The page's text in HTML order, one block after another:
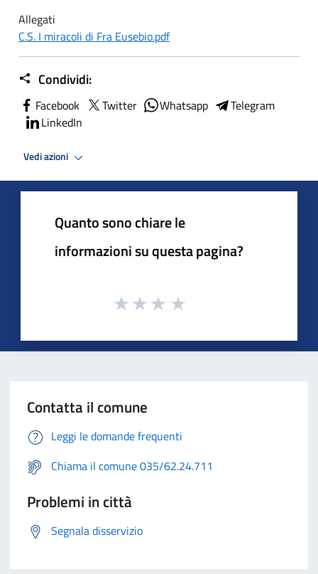
Allegati
C.S. I miracoli di Fra Eusebio.pdf
Condividi:
Facebook Twitter Whatsapp
Telegram
LinkedIn
Vedi azioni
Quanto sono chiare le
informazioni su questa pagina?
Contatta il comune
Leggi le domande frequenti
Chiama il comune 035/62.24.711
Problemi in città
Segnala disservizio